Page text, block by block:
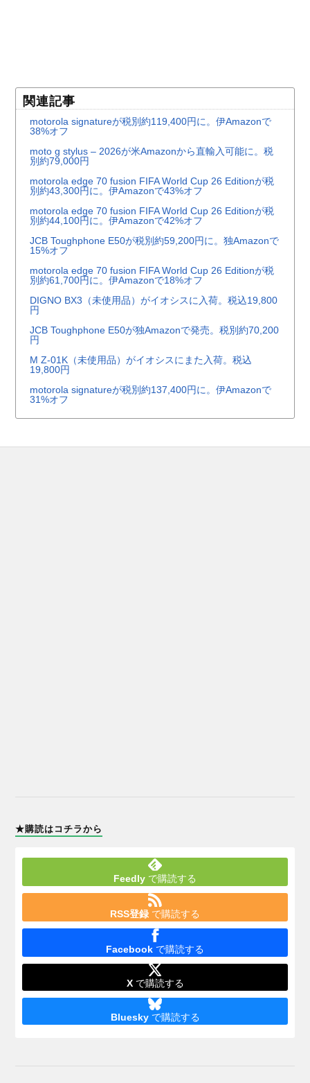
関連記事
motorola signatureが税別約119,400円に。伊Amazonで
38%オフ
moto g stylus – 2026が米Amazonから直輸入可能に。税
別約79,000円
motorola edge 70 fusion FIFA World Cup 26 Editionが税
別約43,300円に。伊Amazonで43%オフ
motorola edge 70 fusion FIFA World Cup 26 Editionが税
別約44,100円に。伊Amazonで42%オフ
JCB Toughphone E50が税別約59,200円に。独Amazonで
15%オフ
motorola edge 70 fusion FIFA World Cup 26 Editionが税
別約61,700円に。伊Amazonで18%オフ
DIGNO BX3（未使用品）がイオシスに入荷。税込19,800
円
JCB Toughphone E50が独Amazonで発売。税別約70,200
円
M Z-01K（未使用品）がイオシスにまた入荷。税込
19,800円
motorola signatureが税別約137,400円に。伊Amazonで
31%オフ
★購読はコチラから
Feedly で購読する
RSS登録 で購読する
Facebook で購読する
Xで購読する
Blueskyで購読する